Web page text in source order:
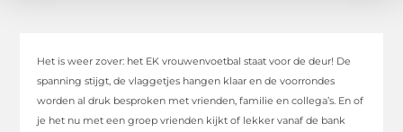
Het is weer zover: het EK vrouwenvoetbal staat voor de deur! De
spanning stijgt, de vlaggetjes hangen klaar en de voorrondes
worden al druk besproken met vrienden, familie en collega’s. En of
je het nu met een groep vrienden kijkt of lekker vanaf de bank